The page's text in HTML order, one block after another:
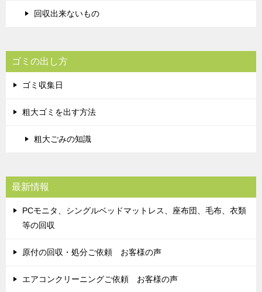
回収出来ないもの
ゴミの出し方
ゴミ収集日
粗大ゴミを出す方法
粗大ごみの知識
最新情報
PCモニタ、シングルベッドマットレス、座布団、毛布、衣類
等の回収
原付の回収・処分ご依頼 お客様の声
エアコンクリーニングご依頼 お客様の声